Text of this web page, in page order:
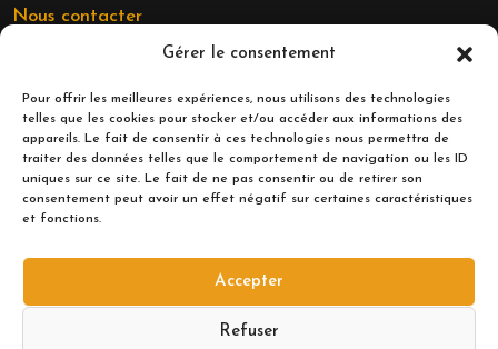
Gérer le consentement
Pour offrir les meilleures expériences, nous utilisons des technologies
telles que les cookies pour stocker et/ou accéder aux informations des
appareils. Le fait de consentir à ces technologies nous permettra de
traiter des données telles que le comportement de navigation ou les ID
uniques sur ce site. Le fait de ne pas consentir ou de retirer son
consentement peut avoir un effet négatif sur certaines caractéristiques
et fonctions.
Accepter
Refuser
Nous contacter
LIENS UTILES
Mentions légales
Politique de confidentialité
10:00 – 12:30